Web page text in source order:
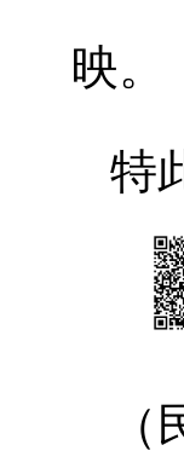
映。
特